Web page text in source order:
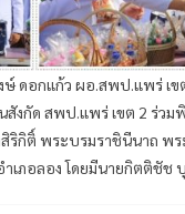
ษ์ ดอกแก้ว ผอ.สพป.แพร่ เ
สังกัด สพป.แพร่ เขต 2
สิริกิติ์ พระบรมราชินีนาถ
เภอลอง โดยมีนายกิตติชัช